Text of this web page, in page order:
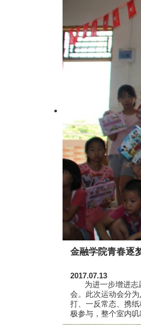
金融学院青春逐
2017.07.13
为进一步增进志愿
会。此次运动会分
打、一反常态、携
极参与，整个室内